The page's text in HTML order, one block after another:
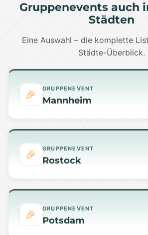
Gruppenevents auch
Städten
Eine Auswahl – die komplette
Städte-Überblick.
🎉 GRUPPENEVENT
Mannheim
🎉 GRUPPENEVENT
Rostock
🎉 GRUPPENEVENT
Potsdam